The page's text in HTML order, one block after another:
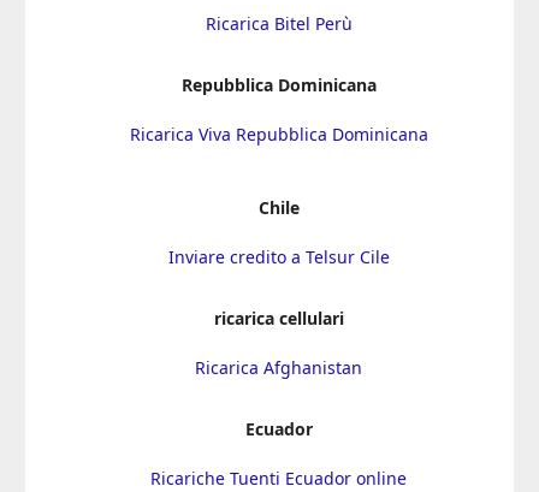
Ricarica Bitel Perù
Repubblica Dominicana
Ricarica Viva Repubblica Dominicana
Chile
Inviare credito a Telsur Cile
ricarica cellulari
Ricarica Afghanistan
Ecuador
Ricariche Tuenti Ecuador online